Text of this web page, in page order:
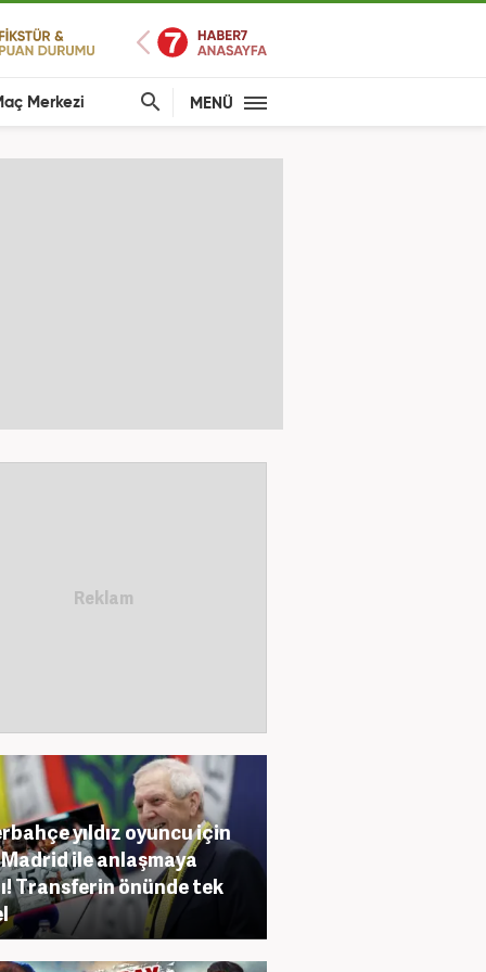
Merkezi MENÜ
yıldız oyuncu için
ile anlaşmaya
Transferin önünde tek